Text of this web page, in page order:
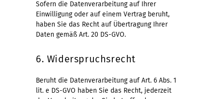
Sofern die Datenverarbeitung auf Ihrer
Einwilligung oder auf einem Vertrag beruht,
haben Sie das Recht auf Übertragung Ihrer
Daten gemäß Art. 20 DS-GVO.
6. Widerspruchsrecht
Beruht die Datenverarbeitung auf Art. 6 Abs. 1
lit. e DS-GVO haben Sie das Recht, jederzeit